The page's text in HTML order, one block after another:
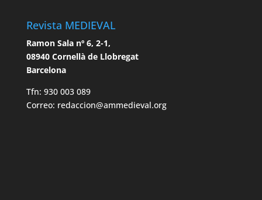
Revista MEDIEVAL
Ramon Sala nº 6, 2-1,
08940 Cornellà de Llobregat
Barcelona
Tfn: 930 003 089
Correo: redaccion@ammedieval.org